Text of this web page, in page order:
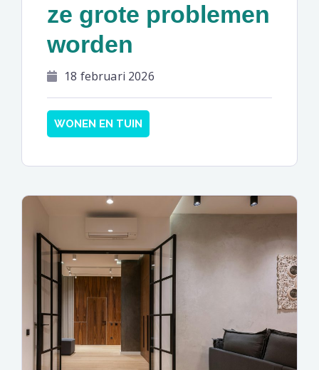
ze grote problemen
worden
18 februari 2026
WONEN EN TUIN